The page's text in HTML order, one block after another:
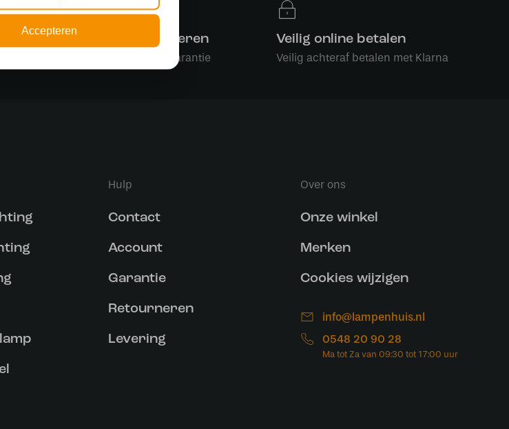
50,-
Makkelijk retourneren
30 dagen geld terug garantie
Veilig online betalen
Veilig achteraf betalen met Klarna
Hulp
Contact
Account
Garantie
Retourneren
Levering
Over ons
Onze winkel
Merken
Cookies wijzigen
info@lampenhuis.nl
0548 20 90 28
Accepteren